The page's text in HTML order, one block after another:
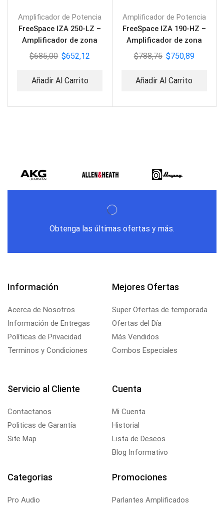
Amplificador de Potencia
FreeSpace IZA 250-LZ –
Amplificador de zona
integrado
$685,00 $652,12
Añadir Al Carrito
Amplificador de Potencia
FreeSpace IZA 190-HZ –
Amplificador de zona
integrado
$788,75 $750,89
Añadir Al Carrito
Obtenga las últimas ofertas y más.
Información
Acerca de Nosotros
Información de Entregas
Políticas de Privacidad
Terminos y Condiciones
Mejores Ofertas
Super Ofertas de temporada
Ofertas del Día
Más Vendidos
Combos Especiales
Servicio al Cliente
Contactanos
Politicas de Garantía
Site Map
Cuenta
Mi Cuenta
Historial
Lista de Deseos
Blog Informativo
Categorias
Pro Audio
Promociones
Parlantes Amplificados